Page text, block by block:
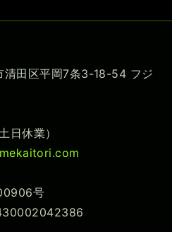
田区平岡7条3-18-54 フジ
日休業）
号